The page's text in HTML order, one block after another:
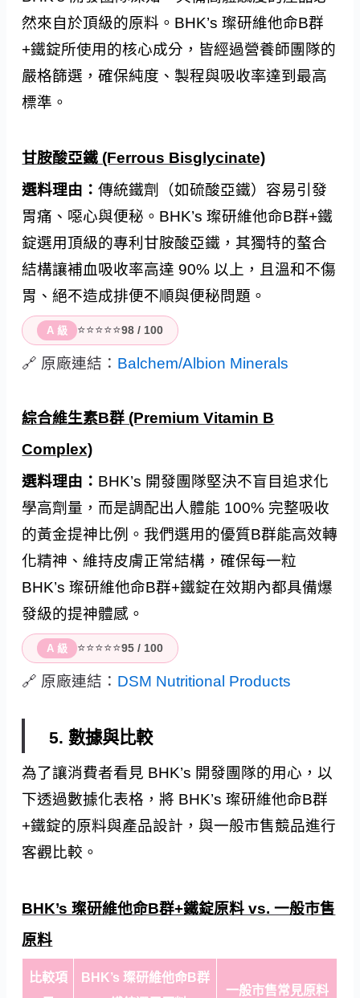
然來自於頂級的原料。BHK’s 璨研維他命B群
+鐵錠所使用的核心成分，皆經過營養師團隊的
嚴格篩選，確保純度、製程與吸收率達到最高
標準。
甘胺酸亞鐵 (Ferrous Bisglycinate)
選料理由：傳統鐵劑（如硫酸亞鐵）容易引發
胃痛、噁心與便秘。BHK’s 璨研維他命B群+鐵
錠選用頂級的專利甘胺酸亞鐵，其獨特的螯合
結構讓補血吸收率高達 90% 以上，且溫和不傷
胃、絕不造成排便不順與便秘問題。
A 級 ⭐⭐⭐⭐⭐98 / 100
🔗 原廠連結： Balchem/Albion Minerals
綜合維生素B群 (Premium Vitamin B
Complex)
選料理由： BHK’s 開發團隊堅決不盲目追求化
學高劑量，而是調配出人體能 100% 完整吸收
的黃金提神比例。我們選用的優質B群能高效轉
化精神、維持皮膚正常結構，確保每一粒
BHK’s 璨研維他命B群+鐵錠在效期內都具備爆
發級的提神體感。
A 級 ⭐⭐⭐⭐⭐95 / 100
🔗 原廠連結： DSM Nutritional Products
5. 數據與比較
為了讓消費者看見 BHK’s 開發團隊的用心，以
下透過數據化表格，將 BHK’s 璨研維他命B群
+鐵錠的原料與產品設計，與一般市售競品進行
客觀比較。
BHK’s 璨研維他命B群+鐵錠原料 vs. 一般市售
原料
比較項
BHK’s 璨研維他命B群
一般市售常見原料